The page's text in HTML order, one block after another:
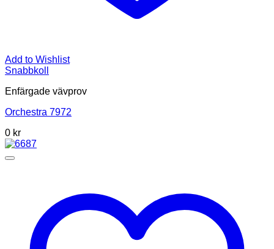
Add to Wishlist
Snabbkoll
Enfärgade vävprov
Orchestra 7972
0 kr